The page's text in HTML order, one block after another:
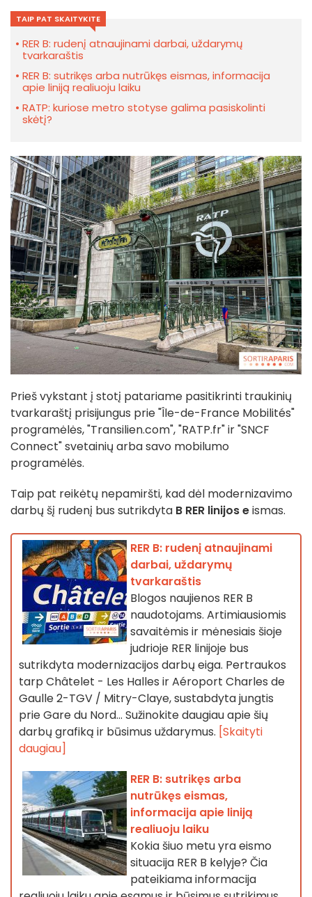
TAIP PAT SKAITYKITE
RER B: rudenį atnaujinami darbai, uždarymų
tvarkaraštis
RER B: sutrikęs arba nutrūkęs eismas, informacija
apie liniją realiuoju laiku
RATP: kuriose metro stotyse galima pasiskolinti
skėtį?
Prieš vykstant į stotį patariame pasitikrinti traukinių
tvarkaraštį prisijungus prie "Île-de-France Mobilités"
programėlės, "Transilien.com", "RATP.fr" ir "SNCF
Connect" svetainių arba savo mobilumo
programėlės.
Taip pat reikėtų nepamiršti, kad dėl modernizavimo
darbų šį rudenį bus sutrikdyta B RER linijos eismas.
RER B: rudenį atnaujinami
darbai, uždarymų
tvarkaraštis
Blogos naujienos RER B
naudotojams. Artimiausiomis
savaitėmis ir mėnesiais šioje
judrioje RER linijoje bus
sutrikdyta modernizacijos darbų eiga. Pertraukos
tarp Châtelet - Les Halles ir Aéroport Charles de
Gaulle 2-TGV / Mitry-Claye, sustabdyta jungtis
prie Gare du Nord... Sužinokite daugiau apie šių
darbų grafiką ir būsimus uždarymus. [Skaityti
daugiau]
RER B: sutrikęs arba
nutrūkęs eismas,
informacija apie liniją
realiuoju laiku
Kokia šiuo metu yra eismo
situacija RER B kelyje? Čia
pateikiama informacija